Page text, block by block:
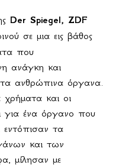
Der Spiegel, ZDF
σε μια εις βάθος
που
ανάγκη και
ανθρώπινα όργανα.
χρήματα και οι
για ένα όργανο που
εντόπισαν τα
και των
μίλησαν με